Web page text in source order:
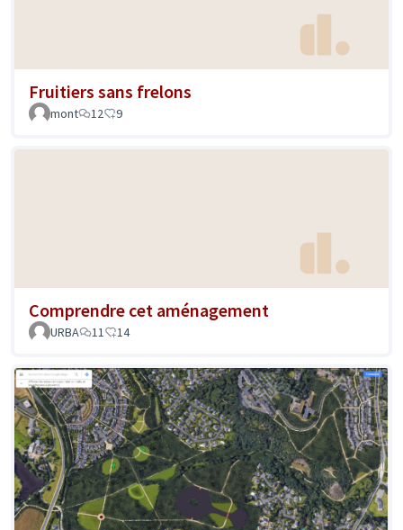
Fruitiers sans frelons
mont 12 9
Comprendre cet aménagement
URBA 11 14